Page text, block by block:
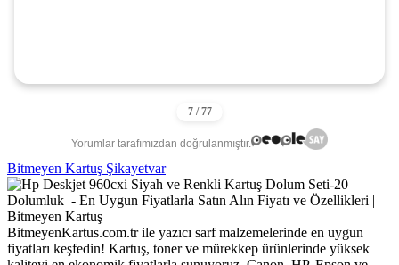
Yorumlar tarafımızdan doğrulanmıştır.
Bitmeyen Kartuş Şikayetvar
BitmeyenKartus.com.tr ile yazıcı sarf malzemelerinde en uygun
fiyatları keşfedin! Kartuş, toner ve mürekkep ürünlerinde yüksek